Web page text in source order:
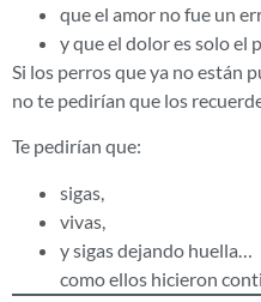
que el amor no fue un
y que el dolor es solo el
Si los perros que ya no están
no te pedirían que los
Te pedirían que:
sigas,
vivas,
y sigas dejando huella…
como ellos hicieron